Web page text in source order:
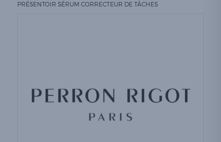
PRÉSENTOIR SÉRUM CORRECTEUR DE TÂCHES